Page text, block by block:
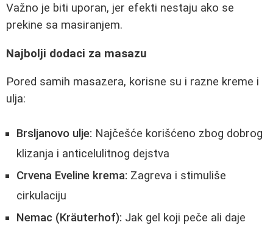
Važno je biti uporan, jer efekti nestaju ako se
prekine sa masiranjem.
Najbolji dodaci za masazu
Pored samih masazera, korisne su i razne kreme i
ulja:
Brsljanovo ulje: Najčešće korišćeno zbog dobrog
klizanja i anticelulitnog dejstva
Crvena Eveline krema: Zagreva i stimuliše
cirkulaciju
Nemac (Kräuterhof): Jak gel koji peče ali daje